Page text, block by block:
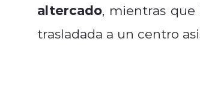
altercado, mientras
trasladada a un centro